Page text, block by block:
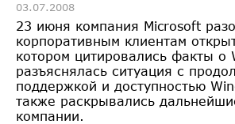
03.07.2008
23 июня компания Microsoft
корпоративным клиентам
котором цитировались факты о
разъяснялась ситуация с
поддержкой и доступностью
также раскрывались
компании.